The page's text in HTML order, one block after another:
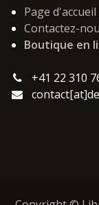
Page d'accueil
Contactez-
Boutique en
+41 22 310